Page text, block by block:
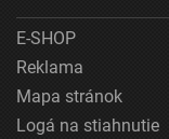
E-SHOP
Reklama
Mapa stránok
Logá na stiahnutie